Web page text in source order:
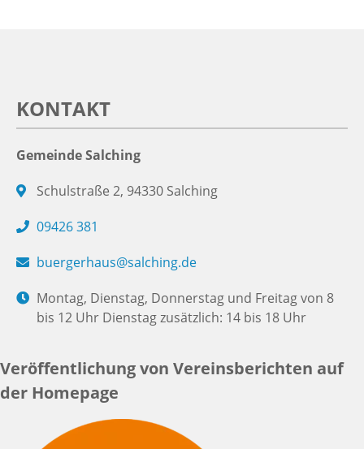
KONTAKT
Gemeinde Salching
Schulstraße 2, 94330 Salching
09426 381
buergerhaus@salching.de
Montag, Dienstag, Donnerstag und Freitag von 8
bis 12 Uhr Dienstag zusätzlich: 14 bis 18 Uhr
Veröffentlichung von Vereinsberichten auf
der Homepage